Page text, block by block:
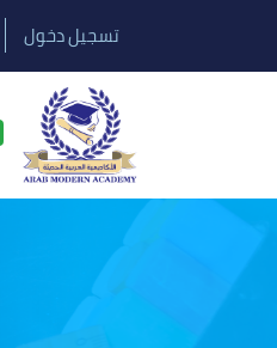
تسجيل دخول